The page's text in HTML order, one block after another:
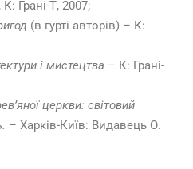
Грані-Т, 2007;
(в гурті авторів) – К:
і мистецтва – К: Грані-
церкви: світовий
– Харків-Київ: Видавець О.